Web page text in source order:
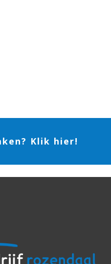
Klik hier!